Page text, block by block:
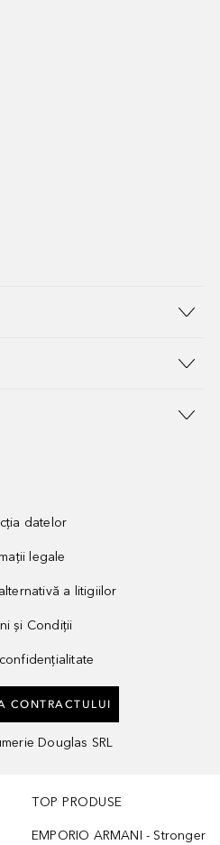
datelor
legale
a litigiilor
și Condiții
CONTRACTULUI
Douglas SRL
TOP PRODUSE
EMPORIO ARMANI - Stronger